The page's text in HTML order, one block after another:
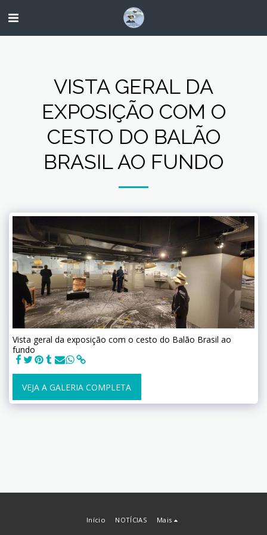
VISTA GERAL DA
EXPOSIÇÃO COM O
CESTO DO BALÃO
BRASIL AO FUNDO
Vista geral da exposição com o cesto do Balão Brasil ao
fundo
VEJA A GALERIA COMPLETA
Início NOTÍCIAS Mais